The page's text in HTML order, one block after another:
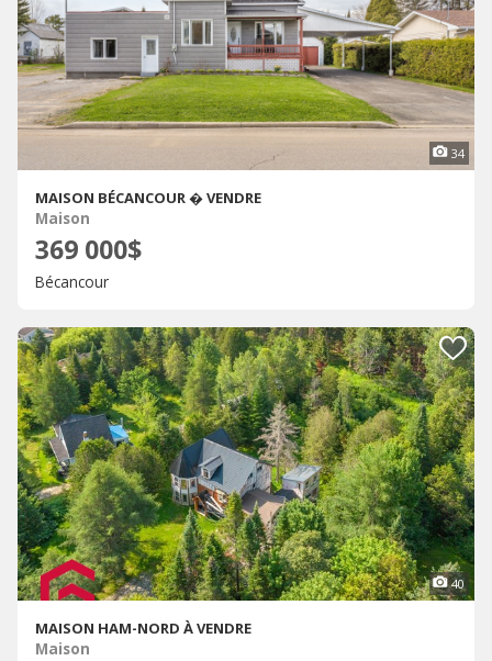
34
MAISON BÉCANCOUR � VENDRE
Maison
369 000$
Bécancour
40
MAISON HAM-NORD À VENDRE
Maison